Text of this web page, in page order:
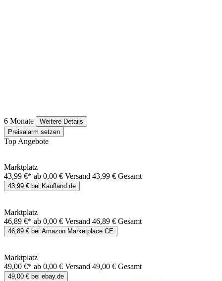
6 Monate
Weitere Details
Preisalarm setzen
Top Angebote
Marktplatz
43,99 €* ab 0,00 € Versand 43,99 € Gesamt
43,99 € bei Kaufland.de
Marktplatz
46,89 €* ab 0,00 € Versand 46,89 € Gesamt
46,89 € bei Amazon Marketplace CE
Marktplatz
49,00 €* ab 0,00 € Versand 49,00 € Gesamt
49,00 € bei ebay.de